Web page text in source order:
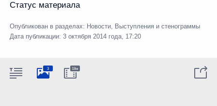
Статус материала
Опубликован в разделах: Новости, Выступления и стенограммы
Дата публикации: 3 октября 2014 года, 17:20
3 18м